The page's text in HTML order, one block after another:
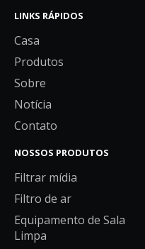
LINKS RÁPIDOS
Casa
Produtos
Sobre
Notícia
Contato
NOSSOS PRODUTOS
Filtrar mídia
Filtro de ar
Equipamento de Sala
Limpa